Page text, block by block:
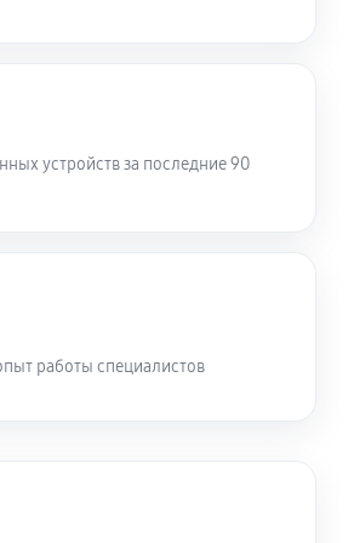
устройств за последние 90
работы специалистов